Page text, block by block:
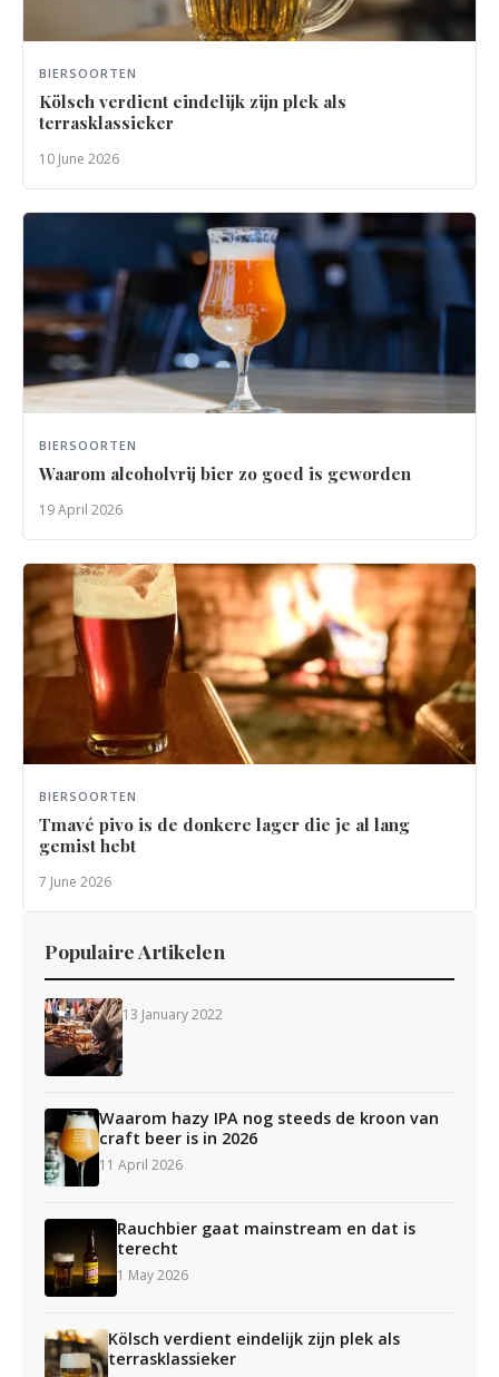
BIERSOORTEN
Kölsch verdient eindelijk zijn plek als
terrasklassieker
10 June 2026
BIERSOORTEN
Waarom alcoholvrij bier zo goed is geworden
19 April 2026
BIERSOORTEN
Tmavé pivo is de donkere lager die je al lang
gemist hebt
7 June 2026
Populaire Artikelen
13 January 2022
Waarom hazy IPA nog steeds de kroon van
craft beer is in 2026
11 April 2026
Rauchbier gaat mainstream en dat is
terecht
1 May 2026
Kölsch verdient eindelijk zijn plek als
terrasklassieker